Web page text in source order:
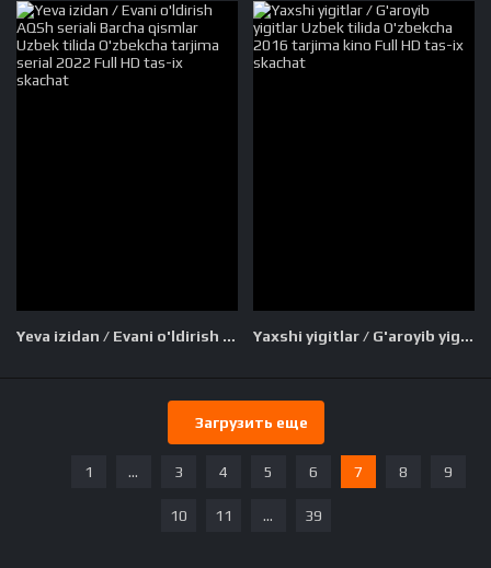
Yeva izidan / Evani o'ldirish AQSh seriali Barcha qismlar Uzbek tilida O'zbekcha tarjima serial 2022 Full HD tas-ix skachat Yaxshi yigitlar / G'aroyib yigitlar Uzbek tilida O'zbekcha 2016 tarjima kino Full HD tas-ix skachat
Загрузить еще
1 ... 3 4 5 6 7 8 9
10 11 ... 39